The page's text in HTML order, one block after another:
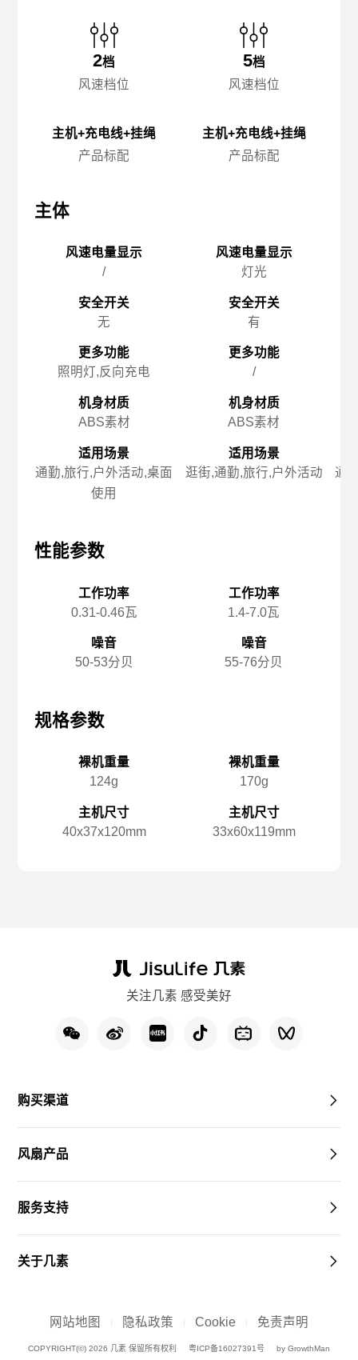
2档
风速档位
主机+充电线+挂绳
产品标配
主体
风速电量显示
/
安全开关
无
更多功能
照明灯,反向充电
机身材质
ABS素材
适用场景
通勤,旅行,户外活动,桌面
使用
性能参数
工作功率
0.31-0.46瓦
噪音
50-53分贝
规格参数
裸机重量
124g
主机尺寸
40x️37x️120mm
5档
风速档位
主机+充电线+挂绳
产品标配
风速电量显示
灯光
安全开关
有
更多功能
/
机身材质
ABS素材
适用场景
逛街,通勤,旅行,户外活动
工作功率
1.4-7.0瓦
噪音
55-76分贝
裸机重量
170g
主机尺寸
33x️60x️119mm
通
关注几素 感受美好
购买渠道
风扇产品
服务支持
关于几素
COPYRIGHT(©) 2026 几素 保留所有权利 粤ICP备16027391号 by GrowthMan
网站地图 隐私政策 Cookie 免责声明